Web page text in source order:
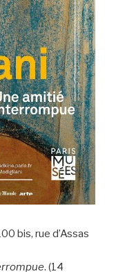
bis, rue d’Assas
. (14